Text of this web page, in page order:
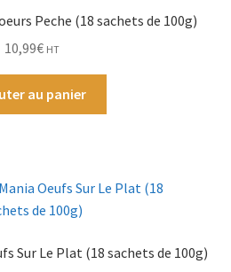
Peche (18 sachets de 100g)
10,99€ HT
au panier
Sur Le Plat (18 sachets de 100g)